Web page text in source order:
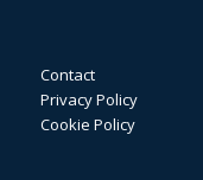
Contact
Privacy Policy
Cookie Policy